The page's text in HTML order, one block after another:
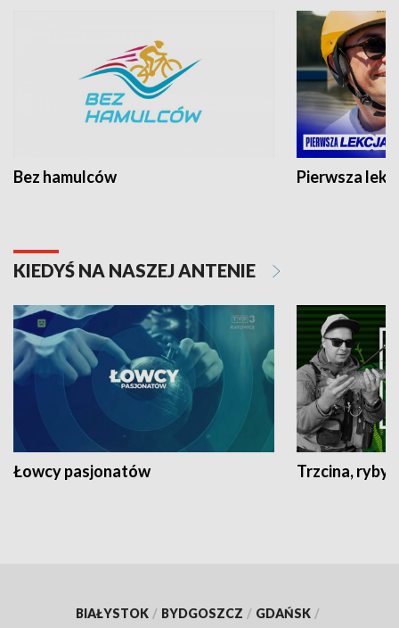
Bez hamulców Pierwsza
KIEDYŚ NA NASZEJ ANTENIE
Łowcy pasjonatów Trzcina, ryby
BIAŁYSTOK / BYDGOSZCZ / GDAŃSK /